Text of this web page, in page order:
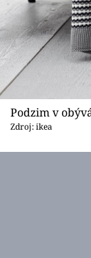
Podzim v
Zdroj: ikea